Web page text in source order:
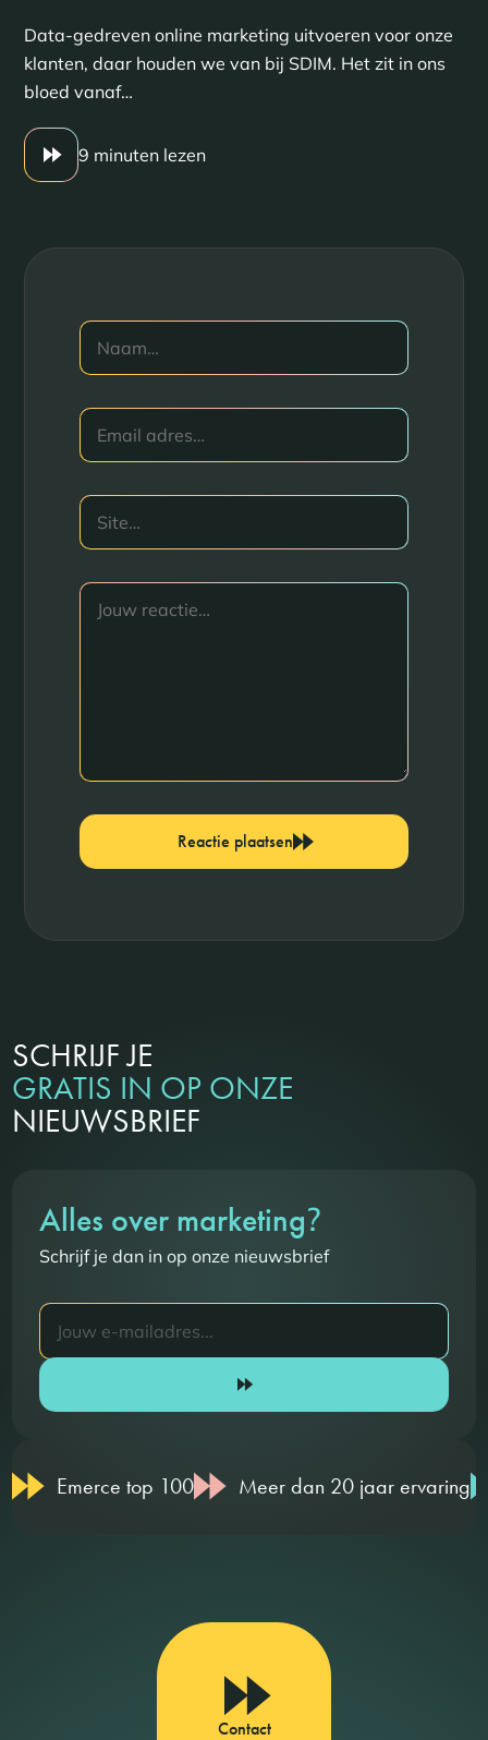
Data-gedreven online marketing uitvoeren voor onze
klanten, daar houden we van bij SDIM. Het zit in ons
bloed vanaf…
9 minuten lezen
Reactie plaatsen
SCHRIJF JE
GRATIS IN OP ONZE
NIEUWSBRIEF
Alles over marketing?
Schrijf je dan in op onze nieuwsbrief
Emerce top 100 Meer dan 20 jaar ervaring
Contact